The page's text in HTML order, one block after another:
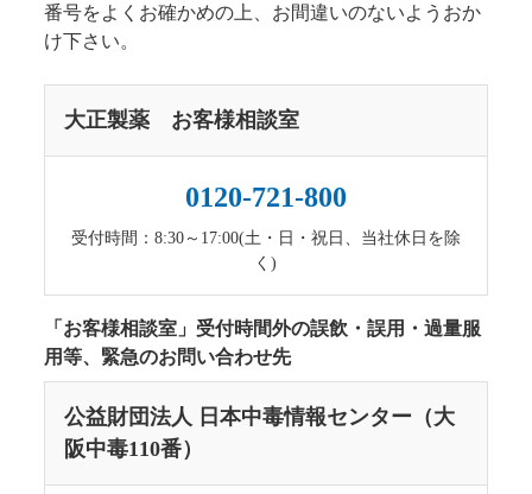
番号をよくお確かめの上、お間違いのないようおか
け下さい。
大正製薬 お客様相談室
0120-721-800
受付時間：8:30～17:00(土・日・祝日、当社休日を除
く)
「お客様相談室」受付時間外の誤飲・誤用・過量服
用等、緊急のお問い合わせ先
公益財団法人 日本中毒情報センター（大
阪中毒110番）